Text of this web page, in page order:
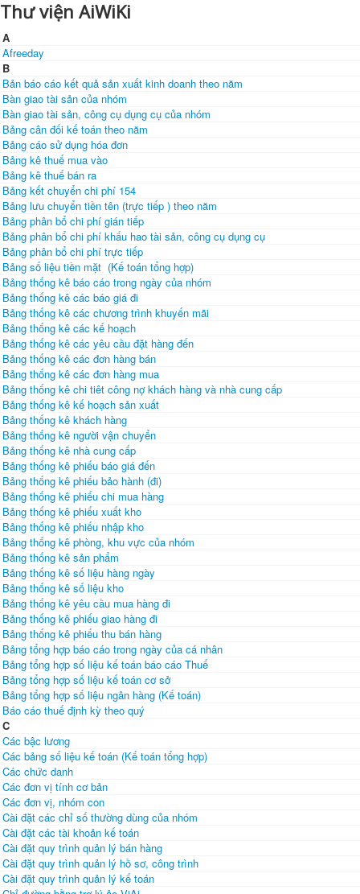
Thư viện AiWiKi
A
Afreeday
B
Bản báo cáo kết quả sản xuất kinh doanh theo năm
Bàn giao tài sản của nhóm
Bàn giao tài sản, công cụ dụng cụ của nhóm
Bảng cân đối kế toán theo năm
Bảng cáo sử dụng hóa đơn
Bảng kê thuế mua vào
Bảng kê thuế bán ra
Bảng kết chuyển chi phí 154
Bảng lưu chuyển tiền tên (trực tiếp ) theo năm
Bảng phân bổ chi phí gián tiếp
Bảng phân bổ chi phí khấu hao tài sản, công cụ dụng cụ
Bảng phân bổ chi phí trực tiếp
Bảng số liệu tiền mặt (Kế toán tổng hợp)
Bảng thống kê báo cáo trong ngày của nhóm
Bảng thống kê các báo giá đi
Bảng thống kê các chương trình khuyến mãi
Bảng thống kê các kế hoạch
Bảng thống kê các yêu cầu đặt hàng đến
Bảng thống kê các đơn hàng bán
Bảng thống kê các đơn hàng mua
Bảng thống kê chi tiêt công nợ khách hàng và nhà cung cấp
Bảng thống kê kế hoạch sản xuất
Bảng thống kê khách hàng
Bảng thống kê người vận chuyển
Bảng thống kê nhà cung cấp
Bảng thống kê phiếu báo giá đến
Bảng thống kê phiếu bảo hành (đi)
Bảng thống kê phiếu chi mua hàng
Bảng thống kê phiếu xuất kho
Bảng thống kê phiếu nhập kho
Bảng thống kê phòng, khu vực của nhóm
Bảng thống kê sản phẩm
Bảng thống kê số liệu hàng ngày
Bảng thống kê số liệu kho
Bảng thống kê yêu cầu mua hàng đi
Bảng thống kê phiếu giao hàng đi
Bảng thống kê phiếu thu bán hàng
Bảng tổng hợp báo cáo trong ngày của cá nhân
Bảng tổng hợp số liệu kế toán báo cáo Thuế
Bảng tổng hợp số liệu kế toán cơ sở
Bảng tổng hợp số liệu ngân hàng (Kế toán)
Báo cáo thuế định kỳ theo quý
C
Các bậc lương
Các bảng số liệu kế toán (Kế toán tổng hợp)
Các chức danh
Các đơn vị tính cơ bản
Các đơn vị, nhóm con
Cài đặt các chỉ số thường dùng của nhóm
Cài đặt các tài khoản kế toán
Cài đặt quy trình quản lý bán hàng
Cài đặt quy trình quản lý hồ sơ, công trình
Cài đặt quy trình quản lý kế toán